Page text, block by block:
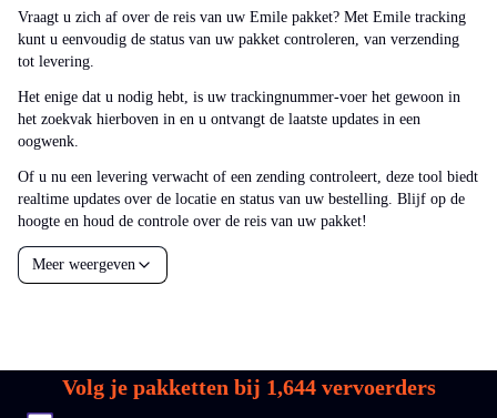
Vraagt u zich af over de reis van uw Emile pakket? Met Emile tracking
kunt u eenvoudig de status van uw pakket controleren, van verzending
tot levering.
Het enige dat u nodig hebt, is uw trackingnummer-voer het gewoon in
het zoekvak hierboven in en u ontvangt de laatste updates in een
oogwenk.
Of u nu een levering verwacht of een zending controleert, deze tool biedt
realtime updates over de locatie en status van uw bestelling. Blijf op de
hoogte en houd de controle over de reis van uw pakket!
Meer weergeven
Volg je pakketten bij 1,644vervoerders